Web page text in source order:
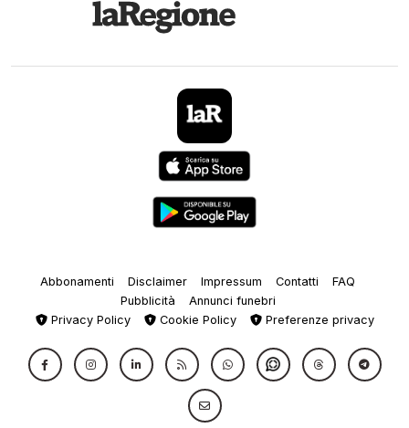
Abbonamenti Disclaimer Impressum Contatti
FAQ
Pubblicità
Annunci funebri
Privacy Policy
Cookie Policy Preferenze privacy